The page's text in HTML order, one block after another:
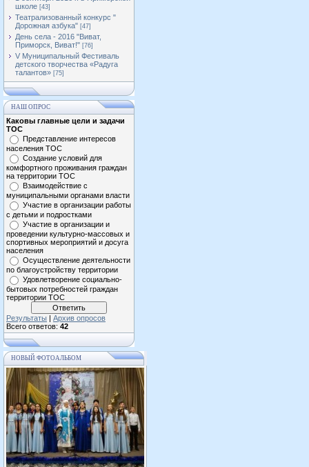
школе [43]
Театрализованный конкурс "
Дорожная азбука" [47]
День села - 2016 "Виват,
Приморск, Виват!" [76]
V Муниципальный Фестиваль
детского творчества «Радуга
талантов» [75]
НАШ ОПРОС
Каковы главные цели и задачи
ТОС
Представление интересов
населения ТОС
Создание условий для
комфортного проживания граждан
на территории ТОС
Взаимодействие с
муниципальными органами власти
Участие в организации работы
с детьми и подростками
Участие в организации и
проведении культурно-массовых и
спортивных мероприятий и досуга
населения
Осуществление деятельности
по благоустройству территории
Удовлетворение социально-
бытовых потребностей граждан
территории ТОС
Результаты | Архив опросов
Всего ответов: 42
НОВЫЙ ФОТОАЛЬБОМ